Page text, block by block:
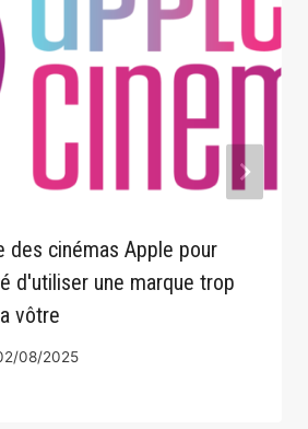
des cinémas Apple pour
d'utiliser une marque trop
vôtre
08/2025